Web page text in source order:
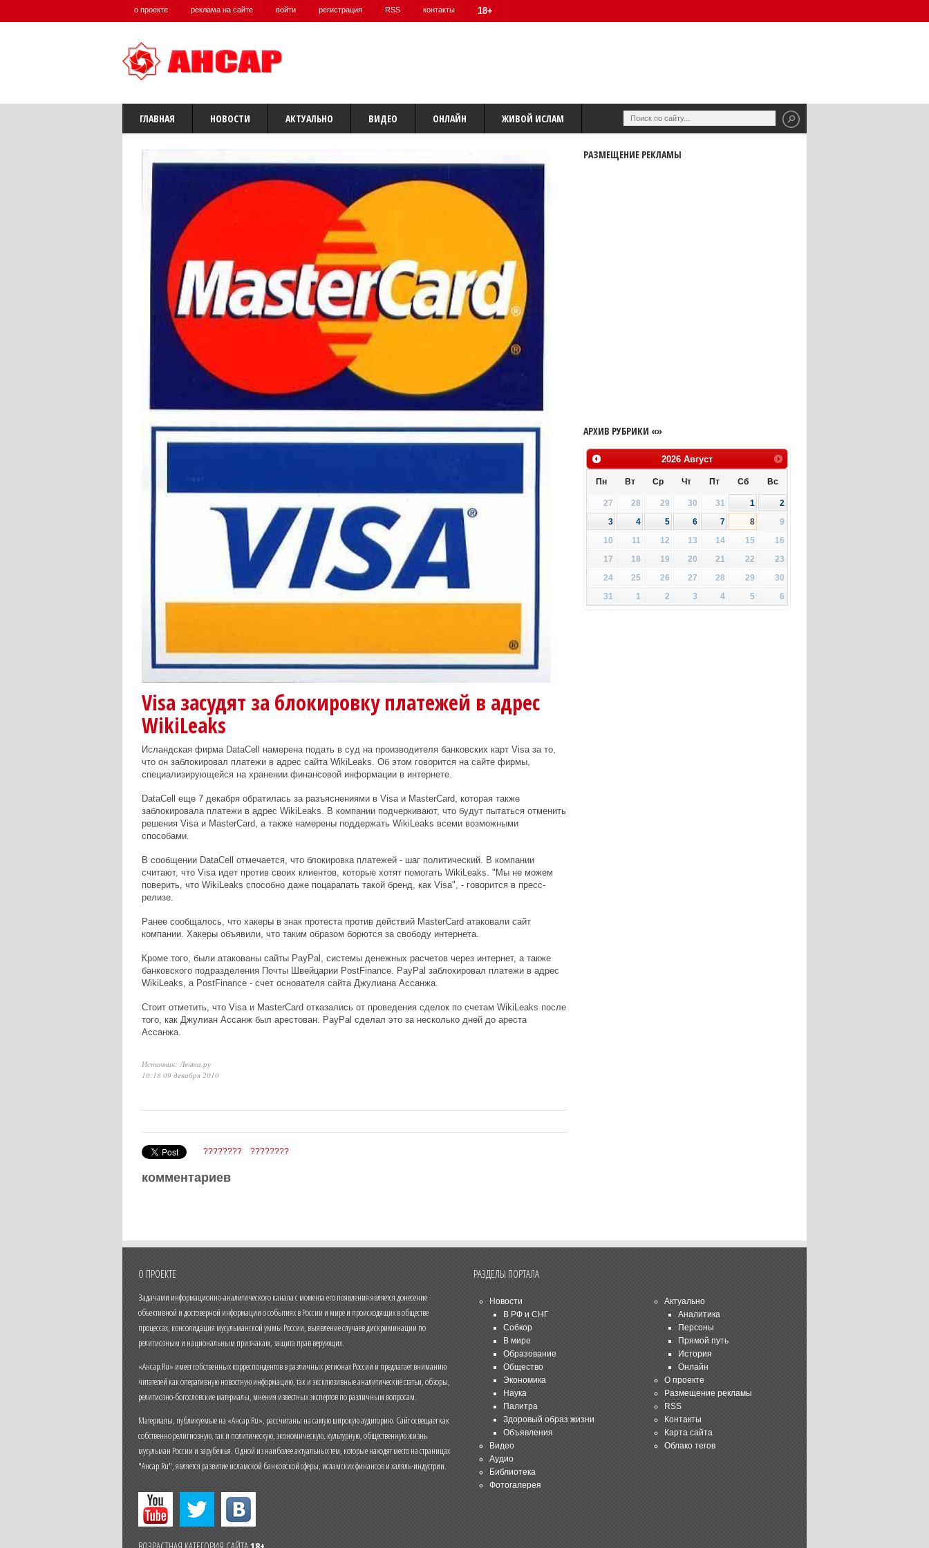
о проекте реклама на сайте войти регистрация RSS контакты 18+
ГЛАВНАЯ НОВОСТИ АКТУАЛЬНО ВИДЕО ОНЛАЙН ЖИВОЙ ИСЛАМ
Visa засудят за блокировку платежей в адрес
WikiLeaks
Исландская фирма DataCell намерена подать в суд на производителя банковских карт Visa за то,
что он заблокировал платежи в адрес сайта WikiLeaks. Об этом говорится на сайте фирмы,
специализирующейся на хранении финансовой информации в интернете.
DataCell еще 7 декабря обратилась за разъяснениями в Visa и MasterCard, которая также
заблокировала платежи в адрес WikiLeaks. В компании подчеркивают, что будут пытаться отменить
решения Visa и MasterCard, а также намерены поддержать WikiLeaks всеми возможными
способами.
В сообщении DataCell отмечается, что блокировка платежей - шаг политический. В компании
считают, что Visa идет против своих клиентов, которые хотят помогать WikiLeaks. "Мы не можем
поверить, что WikiLeaks способно даже поцарапать такой бренд, как Visa", - говорится в пресс-
релизе.
Ранее сообщалось, что хакеры в знак протеста против действий MasterCard атаковали сайт
компании. Хакеры объявили, что таким образом борются за свободу интернета.
Кроме того, были атакованы сайты PayPal, системы денежных расчетов через интернет, а также
банковского подразделения Почты Швейцарии PostFinance. PayPal заблокировал платежи в адрес
WikiLeaks, а PostFinance - счет основателя сайта Джулиана Ассанжа.
Стоит отметить, что Visa и MasterCard отказались от проведения сделок по счетам WikiLeaks после
того, как Джулиан Ассанж был арестован. PayPal сделал это за несколько дней до ареста
Ассанжа.
Источник: Лента.ру
10:18 09 декабря 2010
???????? ????????
комментариев
РАЗМЕЩЕНИЕ РЕКЛАМЫ
АРХИВ РУБРИКИ «»
2026 Август
Пн Вт Ср Чт Пт Сб Вс
27 28 29 30 31 1
2
3
4 5 6 7 8
9
10
11 12 13 14 15
16
17
18 19 20 21 22
23
24
25 26 27 28 29
30
31
1 2 3 4 5 6
О ПРОЕКТЕ
Задачами информационно-аналитического канала с момента его появления является донесение
объективной и достоверной информации о событиях в России и мире и происходящих в обществе
процессах, консолидация мусульманской уммы России, выявление случаев дискриминации по
религиозным и национальным признакам, защита прав верующих.
«Ансар.Ru» имеет собственных корреспондентов в различных регионах России и предлагает вниманию
читателей как оперативную новостную информацию, так и эксклюзивные аналитические статьи, обзоры,
религиозно-богословские материалы, мнения известных экспертов по различным вопросам.
Материалы, публикуемые на «Ансар.Ru», рассчитаны на самую широкую аудиторию. Сайт освещает как
собственно религиозную, так и политическую, экономическую, культурную, общественную жизнь
мусульман России и зарубежья. Одной из наиболее актуальных тем, которые находят место на страницах
"Ансар.Ru", является развитие исламской банковской сферы, исламских финансов и халяль-индустрии.
РАЗДЕЛЫ ПОРТАЛА
Новости
В РФ и СНГ
Собкор
В мире
Образование
Общество
Экономика
Наука
Палитра
Здоровый образ жизни
Объявления
Видео
Аудио
Библиотека
Фотогалерея
Актуально
Аналитика
Персоны
Прямой путь
История
Онлайн
О проекте
Размещение рекламы
RSS
Контакты
Карта сайта
Облако тегов